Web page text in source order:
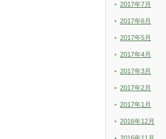
2017年7月
2017年6月
2017年5月
2017年4月
2017年3月
2017年2月
2017年1月
2016年12月